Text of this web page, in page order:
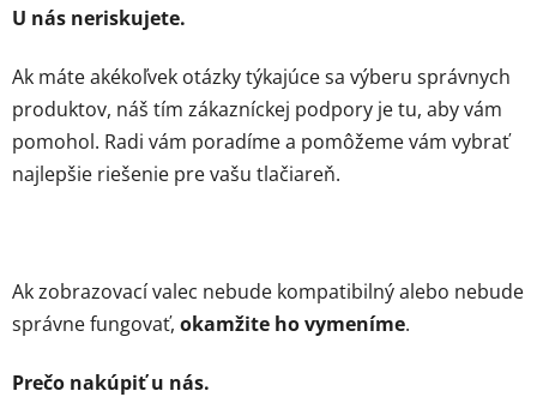
e
p
v
k
p
i
s
e
U nás neriskujete.
Ak máte akékoľvek otázky týkajúce sa výberu správnych
produktov, náš tím zákazníckej podpory je tu, aby vám
pomohol. Radi vám poradíme a pomôžeme vám vybrať
najlepšie riešenie pre vašu tlačiareň.
Ak zobrazovací valec nebude kompatibilný alebo nebude
správne fungovať, okamžite ho vymeníme.
Prečo nakúpiť u nás.